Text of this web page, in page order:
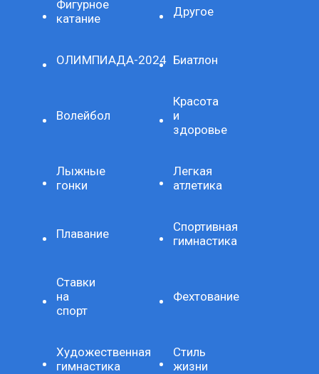
Фигурное
катание
Другое
ОЛИМПИАДА-2024 Биатлон
Волейбол
Красота
и
здоровье
Лыжные
гонки
Легкая
атлетика
Плавание
Спортивная
гимнастика
Ставки
на
спорт
Фехтование
Художественная
гимнастика
Стиль
жизни